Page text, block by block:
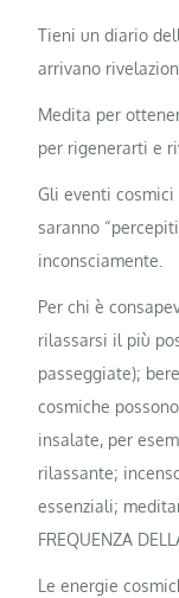
Tieni un diario
arrivano
Medita per
per rigenerarti e
Gli eventi cosmici
saranno
inconsciamente.
Per chi è
rilassarsi il più
passeggiate);
cosmiche
insalate, per
rilassante;
essenziali;
FREQUENZA
Le energie